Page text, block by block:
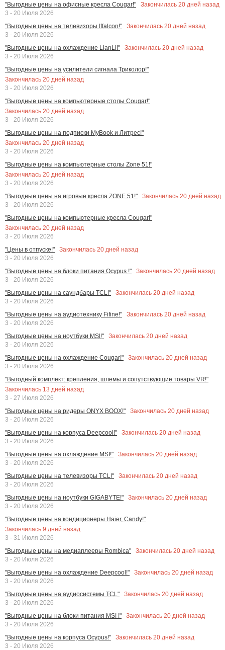
"Выгодные цены на офисные кресла Cougar!" Закончилась 20 дней назад
3 - 20 Июля 2026
"Выгодные цены на телевизоры Iffalcon!"
Закончилась 20 дней назад
3 - 20 Июля 2026
"Выгодные цены на охлаждение LianLi!"
Закончилась 20 дней назад
3 - 20 Июля 2026
"Выгодные цены на усилители сигнала Триколор!"
Закончилась 20 дней назад
3 - 20 Июля 2026
"Выгодные цены на компьютерные столы Cougar!"
Закончилась 20 дней назад
3 - 20 Июля 2026
"Выгодные цены на подписки MyBook и Литрес!"
Закончилась 20 дней назад
3 - 20 Июля 2026
"Выгодные цены на компьютерные столы Zone 51!"
Закончилась 20 дней назад
3 - 20 Июля 2026
"Выгодные цены на игровые кресла ZONE 51!"
Закончилась 20 дней назад
3 - 20 Июля 2026
"Выгодные цены на компьютерные кресла Cougar!"
Закончилась 20 дней назад
3 - 20 Июля 2026
"Цены в отпуске!"
Закончилась 20 дней назад
3 - 20 Июля 2026
"Выгодные цены на блоки питания Ocypus !"
Закончилась 20 дней назад
3 - 20 Июля 2026
"Выгодные цены на саундбары TCL!"
Закончилась 20 дней назад
3 - 20 Июля 2026
"Выгодные цены на аудиотехнику Fifine!"
Закончилась 20 дней назад
3 - 20 Июля 2026
"Выгодные цены на ноутбуки MSI!"
Закончилась 20 дней назад
3 - 20 Июля 2026
"Выгодные цены на охлаждение Cougar!"
Закончилась 20 дней назад
3 - 20 Июля 2026
"Выгодный комплект: крепления, шлемы и сопутствующие товары VR!"
Закончилась 13 дней назад
3 - 27 Июля 2026
"Выгодные цены на ридеры ONYX BOOX!"
Закончилась 20 дней назад
3 - 20 Июля 2026
"Выгодные цены на корпуса Deepcool!"
Закончилась 20 дней назад
3 - 20 Июля 2026
"Выгодные цены на охлаждение MSI!"
Закончилась 20 дней назад
3 - 20 Июля 2026
"Выгодные цены на телевизоры TCL!"
Закончилась 20 дней назад
3 - 20 Июля 2026
"Выгодные цены на ноутбуки GIGABYTE!"
Закончилась 20 дней назад
3 - 20 Июля 2026
"Выгодные цены на кондиционеры Haier, Candy!"
Закончилась 9 дней назад
3 - 31 Июля 2026
"Выгодные цены на медиаплееры Rombica"
Закончилась 20 дней назад
3 - 20 Июля 2026
"Выгодные цены на охлаждение Deepcool!"
Закончилась 20 дней назад
3 - 20 Июля 2026
"Выгодные цены на аудиосистемы TCL"
Закончилась 20 дней назад
3 - 20 Июля 2026
"Выгодные цены на блоки питания MSI !"
Закончилась 20 дней назад
3 - 20 Июля 2026
"Выгодные цены на корпуса Ocypus!"
Закончилась 20 дней назад
3 - 20 Июля 2026